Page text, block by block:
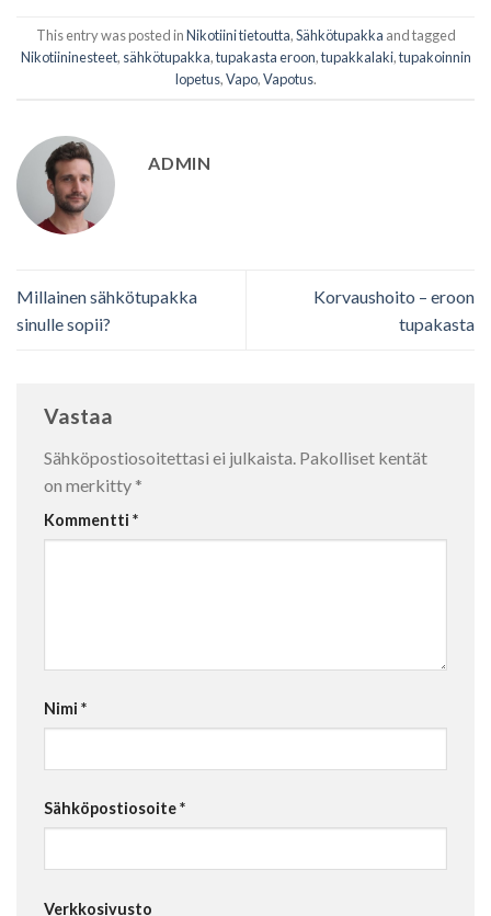
This entry was posted inNikotiini tietoutta,Sähkötupakka and tagged
Nikotiininesteet, sähkötupakka,tupakasta eroon,tupakkalaki,tupakoinnin
lopetus,Vapo,Vapotus.
ADMIN
Millainen sähkötupakka
sinulle sopii?
Korvaushoito – eroon
tupakasta
Vastaa
Sähköpostiosoitettasi ei julkaista. Pakolliset kentät
on merkitty *
Kommentti *
Nimi *
Sähköpostiosoite*
Verkkosivusto